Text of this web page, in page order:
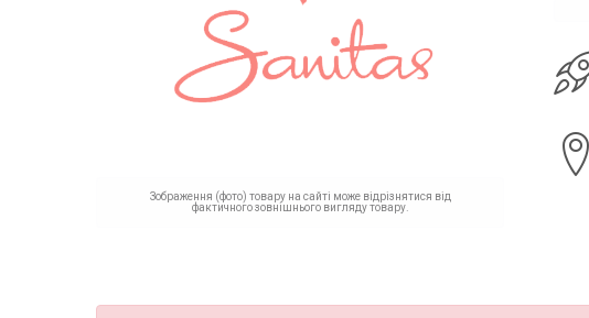
Зображення (фото) товару на сайті може відрізнятися від
фактичного зовнішнього вигляду товару.